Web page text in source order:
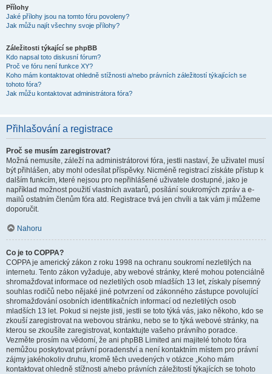
Přílohy
Jaké přílohy jsou na tomto fóru povoleny?
Jak můžu najít všechny svoje přílohy?
Záležitosti týkající se phpBB
Kdo napsal toto diskusní fórum?
Proč ve fóru není funkce XY?
Koho mám kontaktovat ohledně stížnosti a/nebo právních záležitostí týkajících se
tohoto fóra?
Jak můžu kontaktovat administrátora fóra?
Přihlašování a registrace
Proč se musím zaregistrovat?
Možná nemusíte, záleží na administrátorovi fóra, jestli nastaví, že uživatel musí
být přihlášen, aby mohl odesílat příspěvky. Nicméně registrací získáte přístup k
dalším funkcím, které nejsou pro nepřihlášené uživatele dostupné, jako je
například možnost použití vlastních avatarů, posílání soukromých zpráv a e-
mailů ostatním členům fóra atd. Registrace trvá jen chvíli a tak vám ji můžeme
doporučit.
Nahoru
Co je to COPPA?
COPPA je americký zákon z roku 1998 na ochranu soukromí nezletilých na
internetu. Tento zákon vyžaduje, aby webové stránky, které mohou potenciálně
shromažďovat informace od nezletilých osob mladších 13 let, získaly písemný
souhlas rodičů nebo nějaké jiné potvrzení od zákonného zástupce povolující
shromažďování osobních identifikačních informací od nezletilých osob
mladších 13 let. Pokud si nejste jisti, jestli se toto týká vás, jako někoho, kdo se
zkouší zaregistrovat na webovou stránku, nebo se to týká webové stránky, na
kterou se zkoušíte zaregistrovat, kontaktujte vašeho právního poradce.
Vezměte prosím na vědomí, že ani phpBB Limited ani majitelé tohoto fóra
nemůžou poskytovat právní poradenství a není kontaktním místem pro právní
zájmy jakéhokoliv druhu, kromě těch uvedených v otázce „Koho mám
kontaktovat ohledně stížnosti a/nebo právních záležitostí týkajících se tohoto